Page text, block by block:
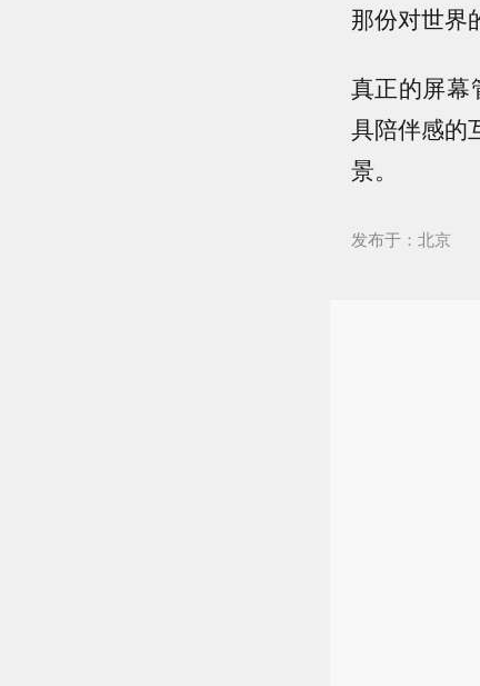
那份对世界
真正的屏幕
具陪伴感的
景。
发布于：北京